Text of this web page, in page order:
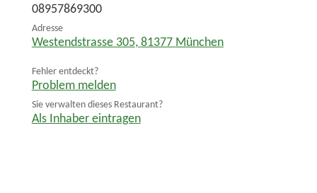
08957869300
Adresse
Westendstrasse 305, 81377 München
Fehler entdeckt?
Problem melden
Sie verwalten dieses Restaurant?
Als Inhaber eintragen